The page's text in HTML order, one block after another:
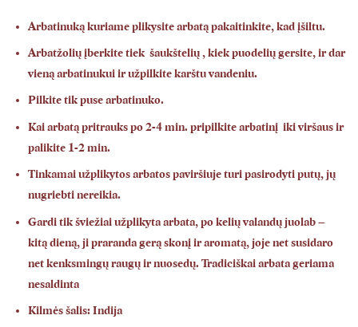
Arbatinuką kuriame plikysite arbatą pakaitinkite, kad įšiltu.
Arbatžolių įberkite tiek šaukštelių , kiek puodelių gersite, ir dar
vieną arbatinukui ir užpilkite karštu vandeniu.
Pilkite tik puse arbatinuko.
Kai arbatą pritrauks po 2-4 min.pripilkitearbatinį iki viršaus ir
palikite 1-2 min.
Tinkamaiužplikytosarbatos paviršiuje turi pasirodyti putų, jų
nugriebti nereikia.
Gardi tikšviežiaiužplikyta arbata, po kelių valandų juolab –
kitą dieną, jiprarandagerą skonį ir aromatą, joje net susidaro
net kenksmingų raugų irnuosedų. Tradiciškai arbata geriama
nesaldinta
Kilmės šalis: Indija